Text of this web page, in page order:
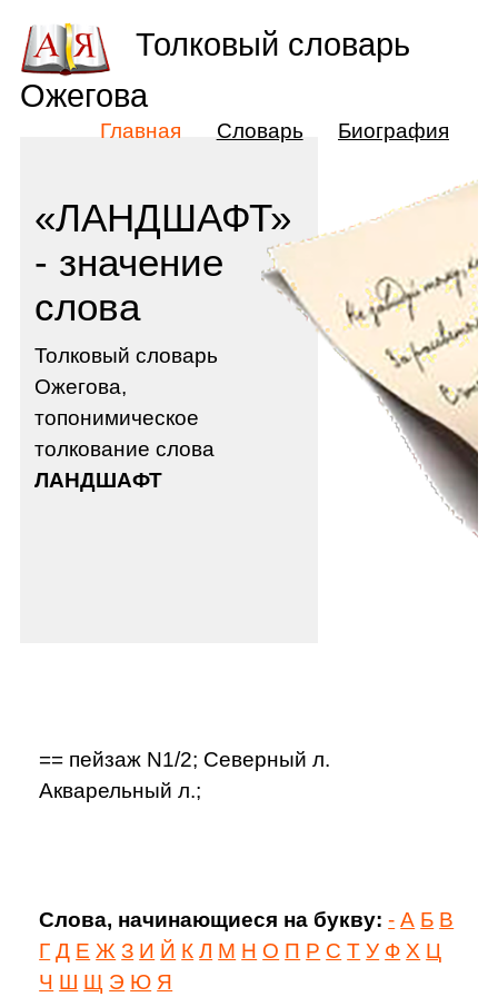
«ЛАНДШАФТ»
- значение
слова
Толковый словарь
Ожегова,
топонимическое
толкование слова
ЛАНДШАФТ
== пейзаж N1/2; Северный л.
Акварельный л.;
Слова, начинающиеся на букву: - А Б В
Г Д Е Ж З И Й К Л М Н О П Р С Т У Ф Х Ц
Ч Ш Щ Э Ю Я
Толковый словарь
Ожегова
Главная Словарь Биография